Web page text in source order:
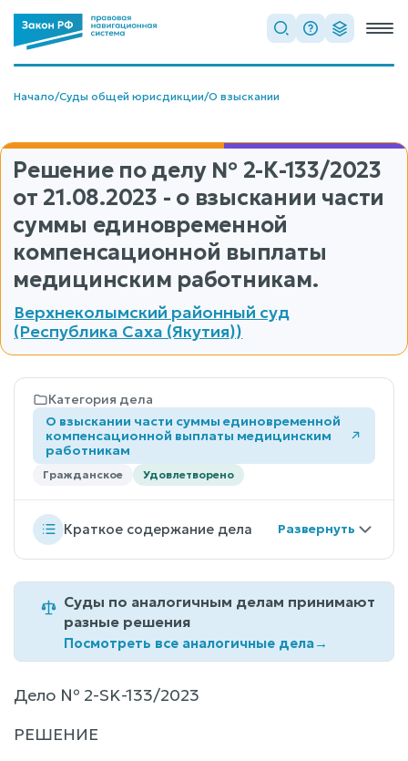
Начало/Суды общей юрисдикции/О взыскании
Решение по делу № 2-К-133/2023
от 21.08.2023 - о взыскании части
суммы единовременной
компенсационной выплаты
медицинским работникам.
Верхнеколымский районный суд
(Республика Саха (Якутия))
Категория дела
О взыскании части суммы единовременной
компенсационной выплаты медицинским
работникам
Гражданское Удовлетворено
Краткое содержание дела
Суды по аналогичным делам принимают
разные решения
Посмотреть все аналогичные дела→
Дело № 2-SK-133/2023
РЕШЕНИЕ